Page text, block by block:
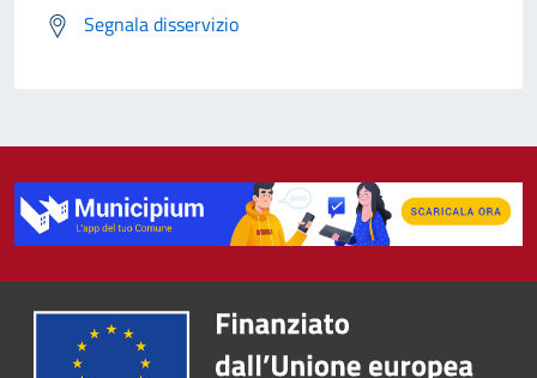
Segnala disservizio